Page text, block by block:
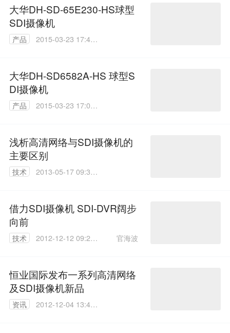
大华DH-SD-65E230-HS球型
SDI摄像机
产品
2015-03-23 17:43:
大华DH-SD6582A-HS 球型S
DI摄像机
产品
2015-03-23 17:09:
浅析高清网络与SDI摄像机的
主要区别
技术
2013-05-17 09:34:
借力SDI摄像机 SDI-DVR阔步
向前
技术
2012-12-12 09:21:
官海波
恒业国际发布一系列高清网络
及SDI摄像机新品
资讯
2012-12-04 13:40: